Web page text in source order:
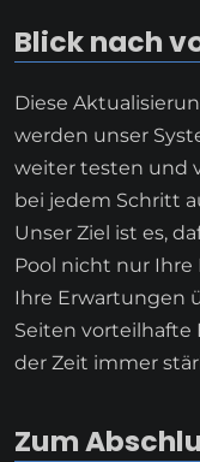
Blick nach
Diese
werden unser
weiter testen und
bei jedem Schritt
Unser Ziel ist es,
Pool nicht nur Ihre
Ihre Erwartungen
Seiten vorteilhafte
der Zeit immer
Zum